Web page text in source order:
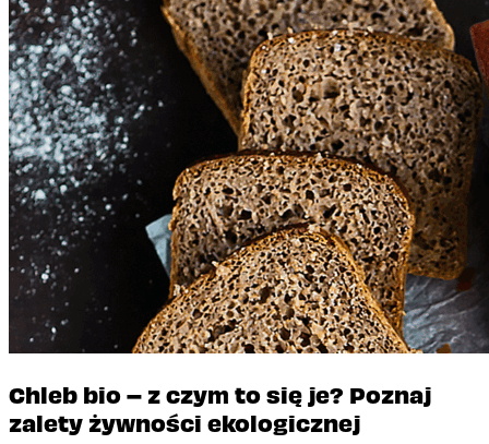
Chleb bio – z czym to się je? Poznaj
zalety żywności ekologicznej